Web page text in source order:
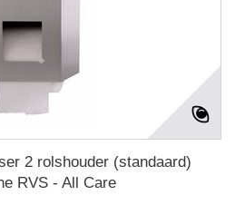
2 rolshouder (standaard)
RVS - All Care